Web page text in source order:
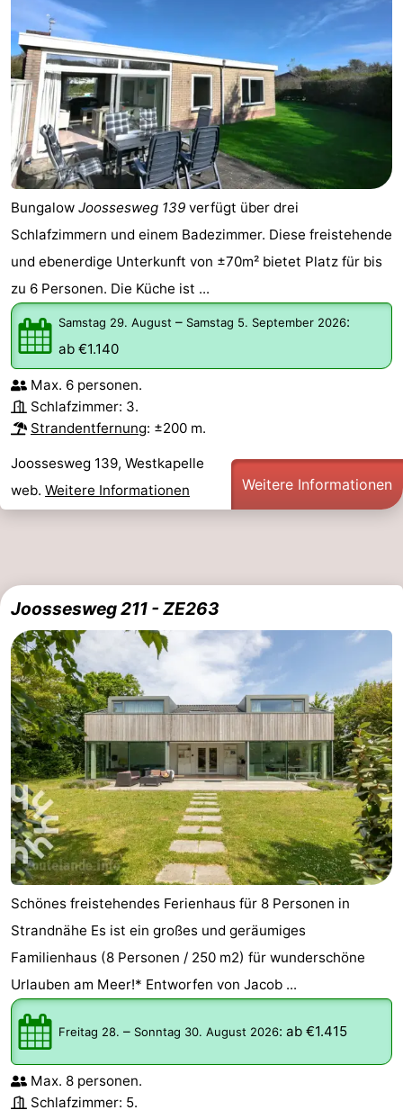
Bungalow Joossesweg 139 verfügt über drei
Schlafzimmern und einem Badezimmer. Diese freistehende
und ebenerdige Unterkunft von ±70m² bietet Platz für bis
zu 6 Personen. Die Küche ist ...
Samstag 29. August – Samstag 5. September 2026:
ab €1.140
Max. 6 personen.
Schlafzimmer: 3.
Strandentfernung: ±200 m.
Joossesweg 139, Westkapelle
web. Weitere Informationen Weitere Informationen
Joossesweg 211 - ZE263
Schönes freistehendes Ferienhaus für 8 Personen in
Strandnähe Es ist ein großes und geräumiges
Familienhaus (8 Personen / 250 m2) für wunderschöne
Urlauben am Meer!* Entworfen von Jacob ...
Freitag 28. – Sonntag 30. August 2026: ab €1.415
Max. 8 personen.
Schlafzimmer: 5.